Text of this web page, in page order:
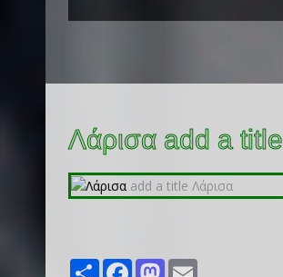
Λάρισα add a title
Share FacebookMastodon